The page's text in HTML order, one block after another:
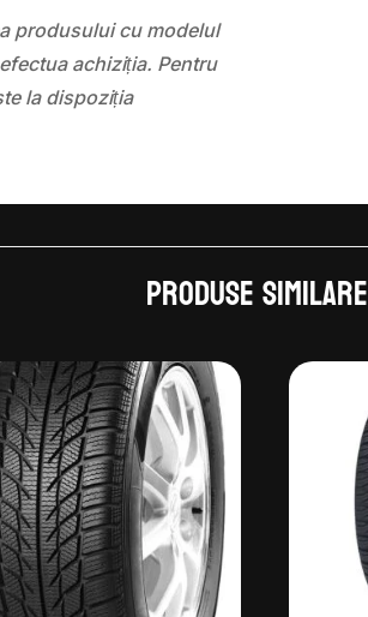
produsului cu modelul
achiziția. Pentru
la dispoziția
Produse similare